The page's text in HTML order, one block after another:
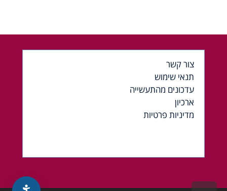
צור קשר
תנאי שימוש
עדכונים מהתעשייה
ארכיון
מדיניות פרטיות